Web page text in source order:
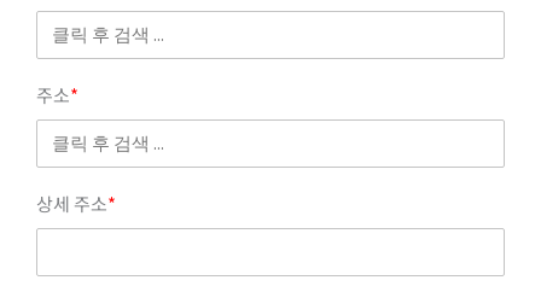
주소*
상세 주소*